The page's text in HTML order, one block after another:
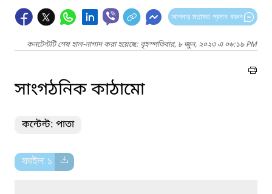
আপনার মতামত প্রদান করুন
কনটেন্টটি শেষ হাল-নাগাদ করা হয়েছে: বৃহস্পতিবার, ৮ জুন, ২০২৩ এ ০৬:১৯ PM
সাংগঠনিক কাঠামো
কন্টেন্ট: পাতা
ফাইল ১